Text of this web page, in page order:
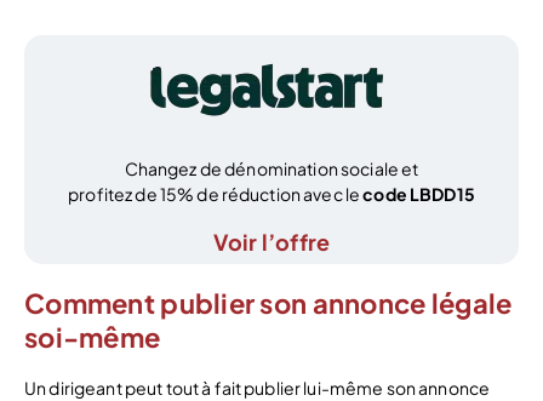
Changez de dénomination sociale et
profitez de 15% de réduction avec lecode LBDD15
Voir l’offre
Comment publier son annonce légale
soi-même
Un dirigeant peut tout à fait publier lui-même son annonce